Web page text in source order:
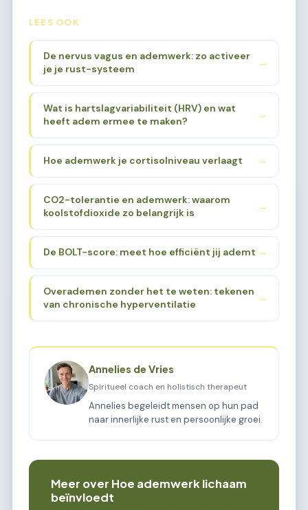
LEES OOK
De nervus vagus en ademwerk: zo activeer
je je rust-systeem
→
Wat is hartslagvariabiliteit (HRV) en wat
heeft adem ermee te maken?
→
Hoe ademwerk je cortisolniveau verlaagt →
CO2-tolerantie en ademwerk: waarom
koolstofdioxide zo belangrijk is
→
De BOLT-score: meet hoe efficiënt jij ademt →
Overademen zonder het te weten: tekenen
van chronische hyperventilatie
→
Annelies de Vries
Spiritueel coach en holistisch therapeut
Annelies begeleidt mensen op hun pad
naar innerlijke rust en persoonlijke groei.
Meer over Hoe ademwerk lichaam
beïnvloedt